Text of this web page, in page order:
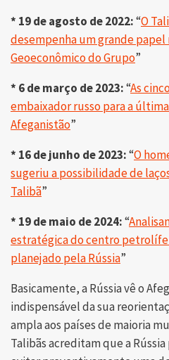
* 19 de agosto de 2022:“O
desempenha um grande
Geoeconômico do Grupo”
* 6 de março de 2023:“As
embaixador russo para a
Afeganistão”
* 16 de junho de 2023:“O
sugeriu a possibilidade de
Talibã”
* 19 de maio de 2024:“
estratégica do centro
planejado pela Rússia”
Basicamente, a Rússia vê o
indispensável da sua
ampla aos países de maioria
Talibãs acreditam que a